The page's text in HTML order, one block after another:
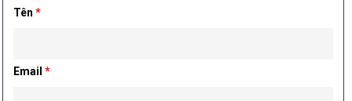
Tên*
Email*